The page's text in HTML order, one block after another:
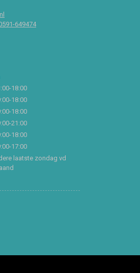
649474
18:00
18:00
18:00
21:00
18:00
17:00
laatste zondag vd